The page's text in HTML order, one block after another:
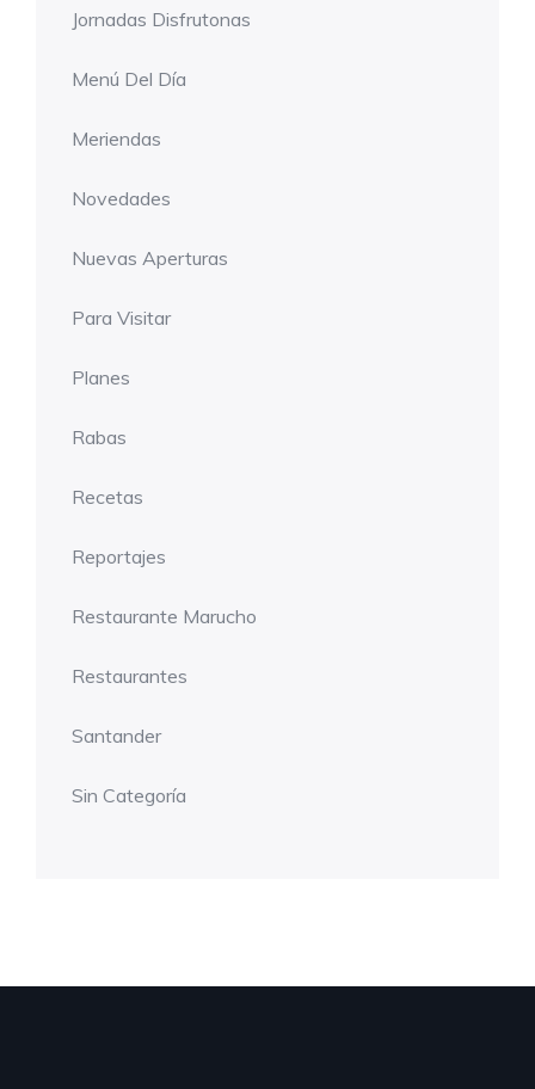
Jornadas Disfrutonas
Menú Del Día
Meriendas
Novedades
Nuevas Aperturas
Para Visitar
Planes
Rabas
Recetas
Reportajes
Restaurante Marucho
Restaurantes
Santander
Sin Categoría